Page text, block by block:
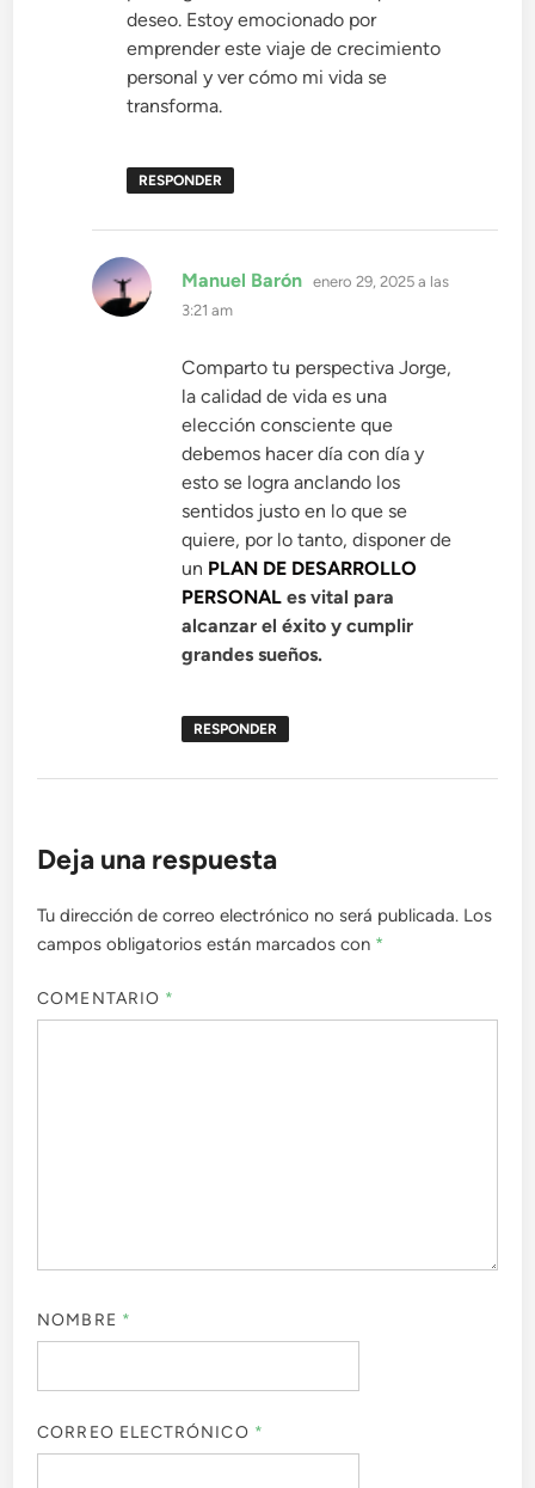
deseo. Estoy emocionado por
emprender este viaje de crecimiento
personal y ver cómo mi vida se
transforma.
RESPONDER
Manuel Barón dice:
enero 29, 2025 a las
3:21 am
Comparto tu perspectiva Jorge,
la calidad de vida es una
elección consciente que
debemos hacer día con día y
esto se logra anclando los
sentidos justo en lo que se
quiere, por lo tanto, disponer de
un PLAN DE DESARROLLO
PERSONAL es vital para
alcanzar el éxito y cumplir
grandes sueños.
RESPONDER
Deja una respuesta
Tu dirección de correo electrónico no será publicada. Los
campos obligatorios están marcados con *
COMENTARIO *
NOMBRE *
CORREO ELECTRÓNICO *